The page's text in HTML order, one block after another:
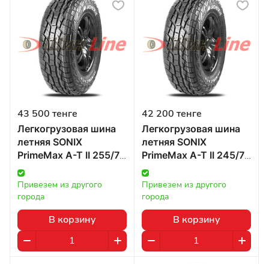
43 500 тенге
Легкогрузовая шина
летняя SONIX
PrimeMax A-T II 255/70
R15 112/110S в
Казахстане
Привезем из другого
города
В корзину
42 200 тенге
Легкогрузовая шина
летняя SONIX
PrimeMax A-T II 245/75
R15 109/107S в
Казахстане
Привезем из другого
города
В корзину